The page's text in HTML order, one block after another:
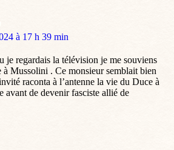
à 17 h 39 min
je regardais la télévision je me souviens
à Mussolini . Ce monsieur semblait bien
raconta à l’antenne la vie du Duce à
avant de devenir fasciste allié de